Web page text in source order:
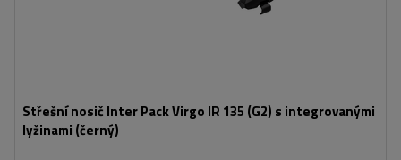
Střešní nosič Inter Pack Virgo IR 135 (G2) s integrovanými
lyžinami (černý)